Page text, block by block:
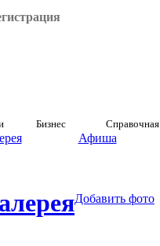
Бизнес Справочная
Афиша
Добавить фото